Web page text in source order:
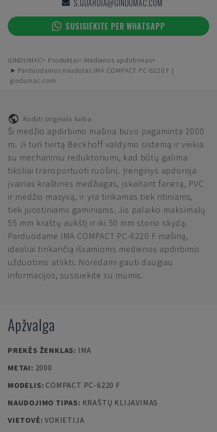
S.GUARDIA@GINDUMAC.COM
SUSISIEKITE PER WHATSAPP
GINDUMAC Produktai
Medienos apdirbimas
➤ Parduodamas naudotas IMA COMPACT PC-6220 F |
gindumac.com
Rodyti originalo kalba
Ši medžio apdirbimo mašina buvo pagaminta 2000
m. Ji turi tvirtą Beckhoff valdymo sistemą ir veikia
su mechaniniu reduktoriumi, kad būtų galima
tiksliai transportuoti ruošinį. Įrenginys apdoroja
įvairias kraštines medžiagas, įskaitant fanerą, PVC
ir medžio masyvą, ir yra tinkamas tiek ritiniams,
tiek juostiniams gaminiams. Jis palaiko maksimalų
55 mm kraštų aukštį ir iki 50 mm storio skydą.
Parduodame IMA COMPACT PC-6220 F mašiną,
idealiai tinkančią išsamioms medienos apdirbimo
užduotims atlikti. Norėdami gauti daugiau
informacijos, susisiekite su mumis.
Apžvalga
PREKĖS ŽENKLAS: IMA
METAI: 2000
MODELIS: COMPACT PC-6220 F
NAUDOJIMO TIPAS: KRAŠTŲ KLIJAVIMAS
VIETOVĖ:VOKIETIJA